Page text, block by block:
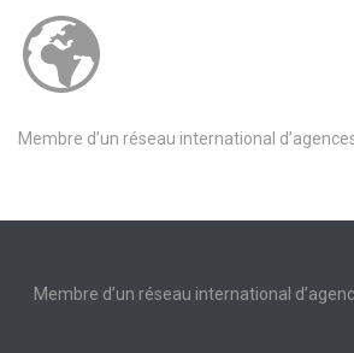
Membre d’un réseau international
Membre d’un réseau international